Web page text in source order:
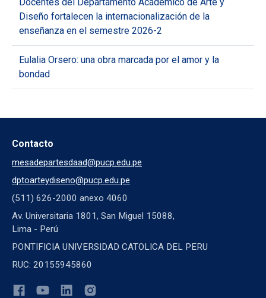
Diseño fortalecen la internacionalización de la
enseñanza en el semestre 2026-2
Eulalia Orsero: una obra marcada por el amor y la
bondad
Contacto
mesadepartesdaad@pucp.edu.pe
dptoarteydiseno@pucp.edu.pe
(511) 626-2000 anexo 4060
Av. Universitaria 1801, San Miguel 15088,
Lima - Perú
PONTIFICIA UNIVERSIDAD CATOLICA DEL PERU
RUC: 20155945860